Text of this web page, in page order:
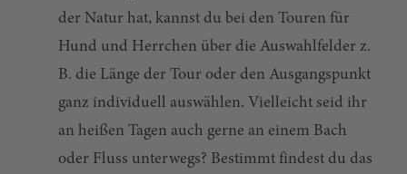
der Natur hat, kannst du bei den Touren für
Hund und Herrchen über die Auswahlfelder z.
B. die Länge der Tour oder den Ausgangspunkt
ganz individuell auswählen. Vielleicht seid ihr
an heißen Tagen auch gerne an einem Bach
oder Fluss unterwegs? Bestimmt findest du das